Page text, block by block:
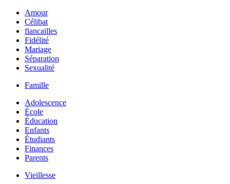
Amour
Célibat
fiancailles
Fidélité
Mariage
Séparation
Sexualité
Famille
Adolescence
École
Éducation
Enfants
Étudiants
Finances
Parents
Vieillesse